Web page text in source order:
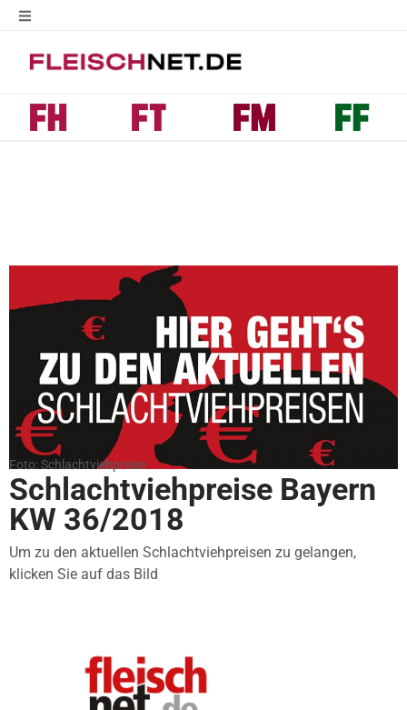
Foto: Schlachtviehpreise
Schlachtviehpreise Bayern
KW 36/2018
Um zu den aktuellen Schlachtviehpreisen zu gelangen,
klicken Sie auf das Bild